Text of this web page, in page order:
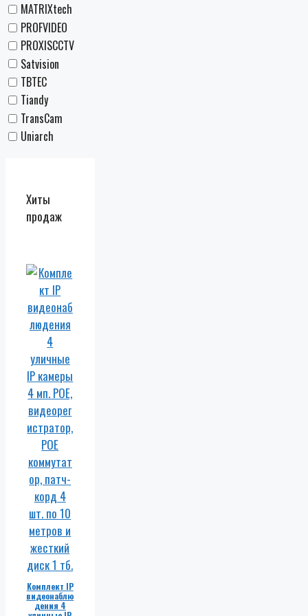
MATRIXtech
PROFVIDEO
PROXISCCTV
Satvision
TBTEC
Tiandy
TransCam
Uniarch
Хиты
продаж
Комплект IP
видеонаблю
дения 4